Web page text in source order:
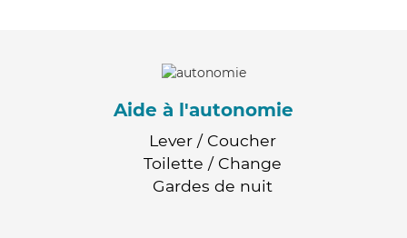
Aide à l'autonomie
Lever / Coucher
Toilette / Change
Gardes de nuit